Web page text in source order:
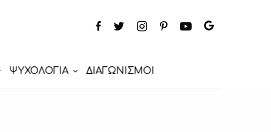
ΨΥΧΟΛΟΓΙΑ ΔΙΑΓΩΝΙΣΜΟΙ